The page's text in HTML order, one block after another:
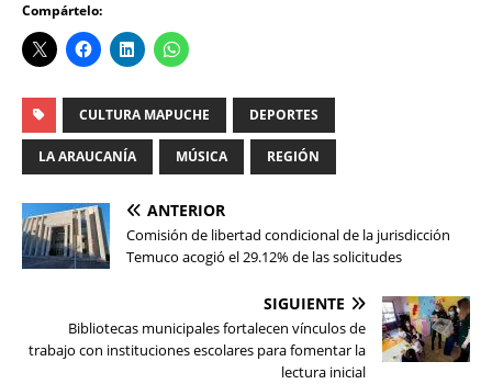
Compártelo:
CULTURA MAPUCHE DEPORTES
LA ARAUCANÍA MÚSICA REGIÓN
ANTERIOR
Comisión de libertad condicional de la jurisdicción
Temuco acogió el 29.12% de las solicitudes
SIGUIENTE
Bibliotecas municipales fortalecen vínculos de
trabajo con instituciones escolares para fomentar la
lectura inicial